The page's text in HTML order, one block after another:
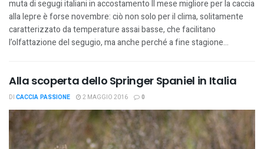
muta di segugi italiani in accostamento Il mese migliore per la caccia
alla lepre è forse novembre: ciò non solo per il clima, solitamente
caratterizzato da temperature assai basse, che facilitano
l’olfattazione del segugio, ma anche perché a fine stagione...
Alla scoperta dello Springer Spaniel in Italia
DI CACCIA PASSIONE 2 MAGGIO 2016 0